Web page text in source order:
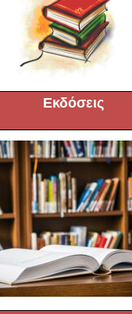
Εκδόσεις